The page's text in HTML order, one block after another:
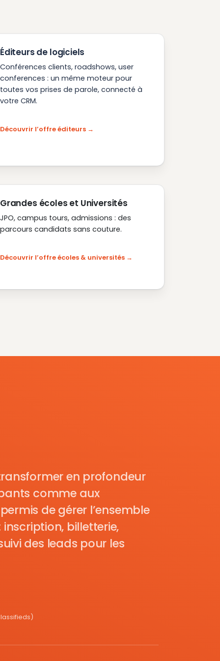
Éditeurs de logiciels
Conférences clients, roadshows, user
conferences : un même moteur pour
toutes vos prises de parole, connecté à
votre CRM.
Découvrir l’offre éditeurs
Grandes écoles et Universités
JPO, campus tours, admissions : des
parcours candidats sans couture.
Découvrir l’offre écoles & universités
en profondeur
comme aux
de gérer l’ensemble
billetterie,
des leads pour les